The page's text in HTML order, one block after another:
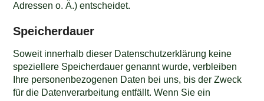
Adressen o. Ä.) entscheidet.
Speicherdauer
Soweit innerhalb dieser Datenschutzerklärung keine
speziellere Speicherdauer genannt wurde, verbleiben
Ihre personenbezogenen Daten bei uns, bis der Zweck
für die Datenverarbeitung entfällt. Wenn Sie ein